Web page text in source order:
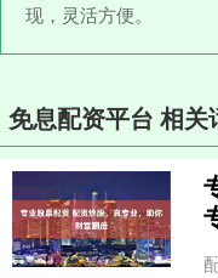
现，灵活方便。
免息配资平台 相关